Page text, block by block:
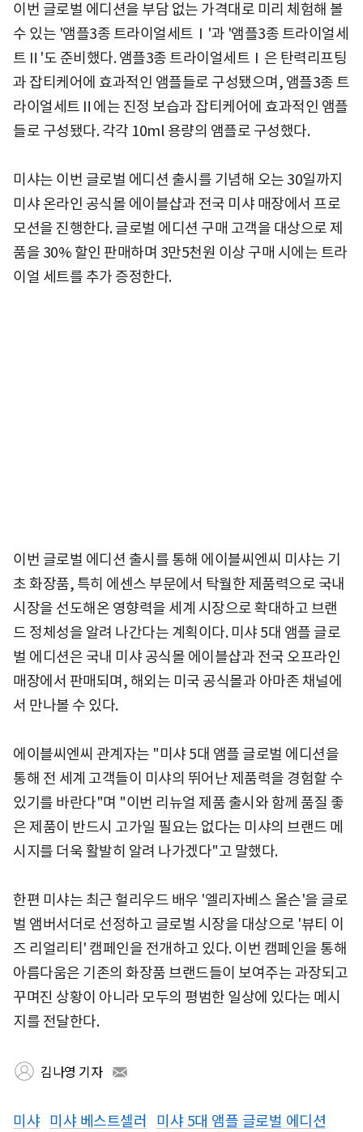
이번 글로벌 에디션을 부담 없는 가격대로 미리 체험해 볼
수 있는 '앰플3종 트라이얼세트Ⅰ'과 '앰플3종 트라이얼세
트Ⅱ'도 준비했다. 앰플3종 트라이얼세트Ⅰ은 탄력리프팅
과 잡티케어에 효과적인 앰플들로 구성됐으며, 앰플3종 트
라이얼세트Ⅱ에는 진정 보습과 잡티케어에 효과적인 앰플
들로 구성됐다. 각각 10ml 용량의 앰플로 구성했다.
미샤는 이번 글로벌 에디션 출시를 기념해 오는 30일까지
미샤 온라인 공식몰 에이블샵과 전국 미샤 매장에서 프로
모션을 진행한다. 글로벌 에디션 구매 고객을 대상으로 제
품을 30% 할인 판매하며 3만5천원 이상 구매 시에는 트라
이얼 세트를 추가 증정한다.
이번 글로벌 에디션 출시를 통해 에이블씨엔씨 미샤는 기
초 화장품, 특히 에센스 부문에서 탁월한 제품력으로 국내
시장을 선도해온 영향력을 세계 시장으로 확대하고 브랜
드 정체성을 알려 나간다는 계획이다. 미샤 5대 앰플 글로
벌 에디션은 국내 미샤 공식몰 에이블샵과 전국 오프라인
매장에서 판매되며, 해외는 미국 공식몰과 아마존 채널에
서 만나볼 수 있다.
에이블씨엔씨 관계자는 "미샤 5대 앰플 글로벌 에디션을
통해 전 세계 고객들이 미샤의 뛰어난 제품력을 경험할 수
있기를 바란다"며 "이번 리뉴얼 제품 출시와 함께 품질 좋
은 제품이 반드시 고가일 필요는 없다는 미샤의 브랜드 메
시지를 더욱 활발히 알려 나가겠다"고 말했다.
한편 미샤는 최근 헐리우드 배우 '엘리자베스 올슨'을 글로
벌 앰버서더로 선정하고 글로벌 시장을 대상으로 '뷰티 이
즈 리얼리티' 캠페인을 전개하고 있다. 이번 캠페인을 통해
아름다움은 기존의 화장품 브랜드들이 보여주는 과장되고
꾸며진 상황이 아니라 모두의 평범한 일상에 있다는 메시
지를 전달한다.
김나영 기자
미샤 미샤 베스트셀러 미샤 5대 앰플 글로벌 에디션